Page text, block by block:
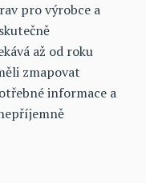
pro výrobce a
až od roku
zmapovat
informace a